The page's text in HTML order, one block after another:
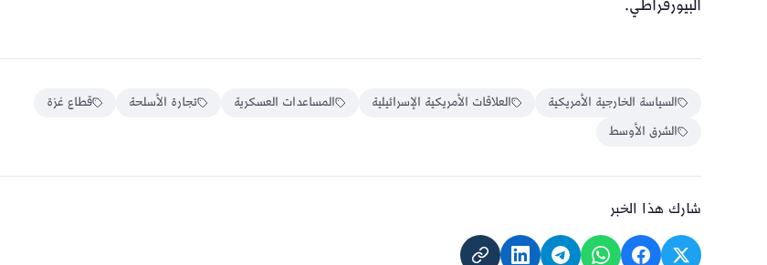
السياسة الخارجية الأمريكية العلاقات الأمريكية الإسرائيلية المساعدات العسكرية تجارة الأسلحة
قطاع غزة
الشرق الأوسط
شارك هذا الخبر